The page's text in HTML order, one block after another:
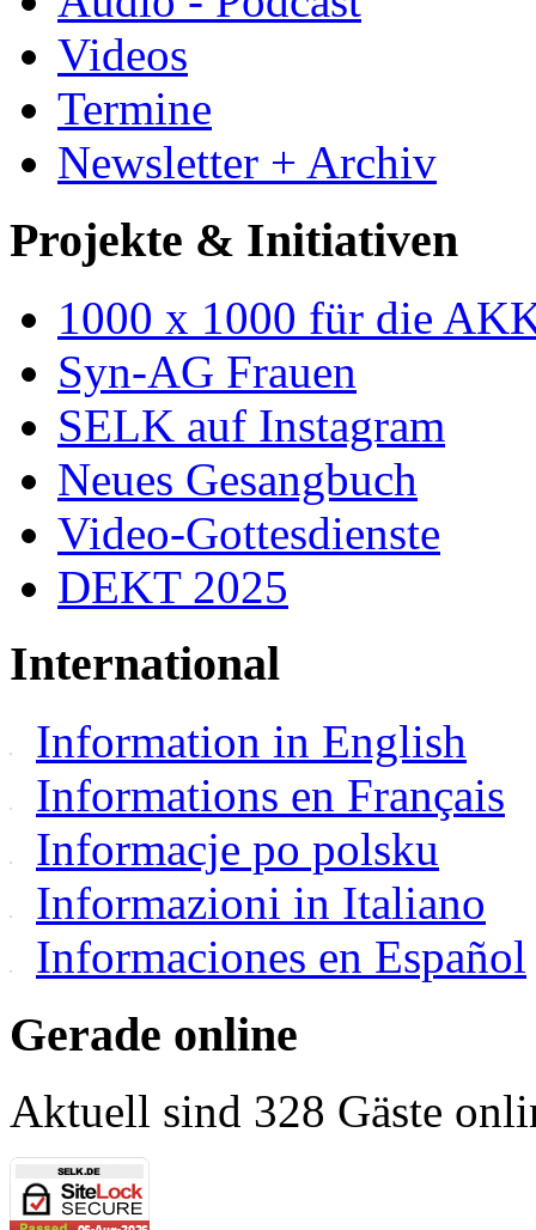
Videos
Termine
Newsletter + Archiv
Projekte & Initiativen
1000 x 1000 für die
Syn-AG Frauen
SELK auf Instagram
Neues Gesangbuch
Video-Gottesdienste
DEKT 2025
International
Information in English
Informations en Français
Informacje po polsku
Informazioni in Italiano
Informaciones en Español
Gerade online
Aktuell sind 328 Gäste